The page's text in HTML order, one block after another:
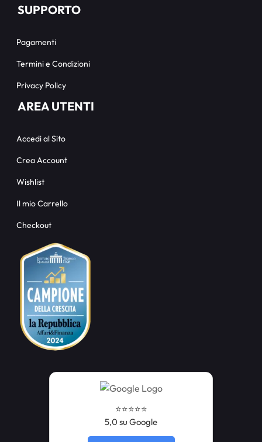
SUPPORTO
Pagamenti
Termini e Condizioni
Privacy Policy
AREA UTENTI
Accedi al Sito
Crea Account
Wishlist
Il mio Carrello
Checkout
⭐️⭐️⭐️⭐️⭐️
5,0 su Google